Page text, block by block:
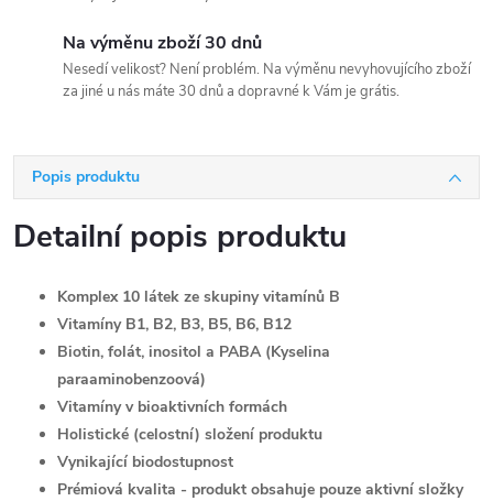
Na výměnu zboží 30 dnů
Nesedí velikost? Není problém. Na výměnu nevyhovujícího zboží
za jiné u nás máte 30 dnů a dopravné k Vám je grátis.
Popis produktu
Detailní popis produktu
Komplex 10 látek ze skupiny vitamínů B
Vitamíny B1, B2, B3, B5, B6, B12
Biotin, folát, inositol a PABA (Kyselina
paraaminobenzoová)
Vitamíny v bioaktivních formách
Holistické (celostní) složení produktu
Vynikající biodostupnost
Prémiová kvalita - produkt obsahuje pouze aktivní složky